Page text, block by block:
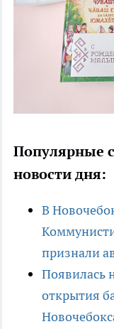
Популярные
новости дня:
В
признали
Появилась
открытия